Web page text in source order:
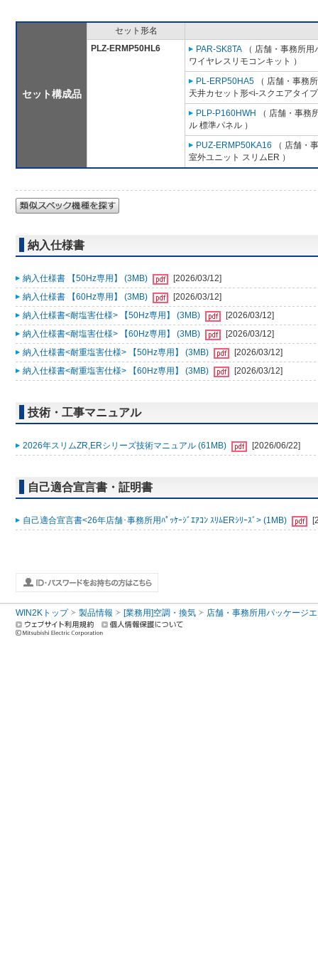
セット構成品
セット形名
PLZ-ERMP50HL6
PAR-SK8TA （ 店舗・事務所
ワイヤレスリモコンキット ）
PL-ERP50HA5 （ 店舗・事務
天井カセット形<i-スクエアタイ
PLP-P160HWH
（ 店舗・事務
ル 標準パネル ）
PUZ-ERMP50KA16 （ 店舗・
室外ユニット スリムER ）
納入仕様書
納入仕様書 【50Hz専用】 (3MB)
[2026/03/12]
納入仕様書 【60Hz専用】 (3MB)
[2026/03/12]
納入仕様書<耐塩害仕様> 【50Hz専用】 (3MB)
[2026/03/12]
納入仕様書<耐塩害仕様> 【60Hz専用】 (3MB)
[2026/03/12]
納入仕様書<耐重塩害仕様> 【50Hz専用】 (3MB)
[2026/03/12]
納入仕様書<耐重塩害仕様> 【60Hz専用】 (3MB)
[2026/03/12]
技術・工事マニュアル
2026年スリムZR,ERシリーズ技術マニュアル (61MB) [2026/06/22]
自己適合宣言書・証明書
自己適合宣言書<26年店舗･事務所用ﾊﾟｯｹｰｼﾞｴｱｺﾝ ｽﾘﾑERｼﾘｰｽﾞ> (1MB)
WIN2Kトップ 製品情報 [業務用]空調・換気 店舗・事務所用パッケージ